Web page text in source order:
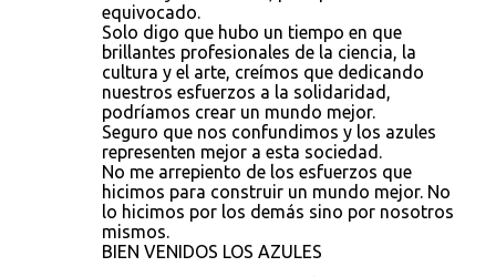
equivocado.
Solo digo que hubo un tiempo en que
brillantes profesionales de la ciencia, la
cultura y el arte, creímos que dedicando
nuestros esfuerzos a la solidaridad,
podríamos crear un mundo mejor.
Seguro que nos confundimos y los azules
representen mejor a esta sociedad.
No me arrepiento de los esfuerzos que
hicimos para construir un mundo mejor. No
lo hicimos por los demás sino por nosotros
mismos.
BIEN VENIDOS LOS AZULES